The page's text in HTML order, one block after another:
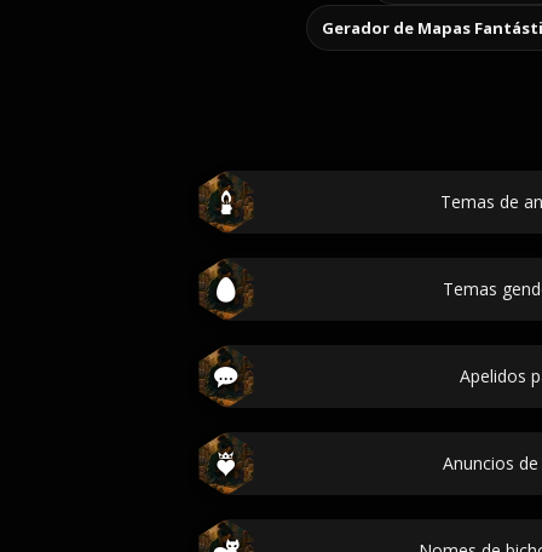
Gerador de Mapas
Temas de
Temas
Apelidos
Anuncios